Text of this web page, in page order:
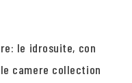
le idrosuite, con
camere collection